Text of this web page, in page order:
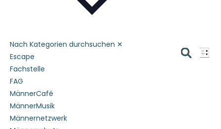
Liste
Nach Kategorien durchsuchen ✕
Escape
Fachstelle
FAG
MännerCafé
MännerMusik
Männernetzwerk